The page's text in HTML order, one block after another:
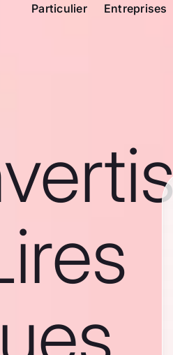
Particulier Entreprises